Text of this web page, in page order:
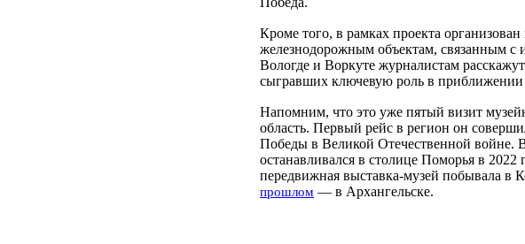
Кроме того, в рамках проекта
железнодорожным объектам, связанным с
Вологде и Воркуте журналистам
сыгравших ключевую роль в
Напомним, что это уже пятый визит
область. Первый рейс в регион он
Победы в Великой Отечественной войне.
останавливался в столице Поморья в
передвижная выставка-музей побывала в
прошлом — в Архангельске.